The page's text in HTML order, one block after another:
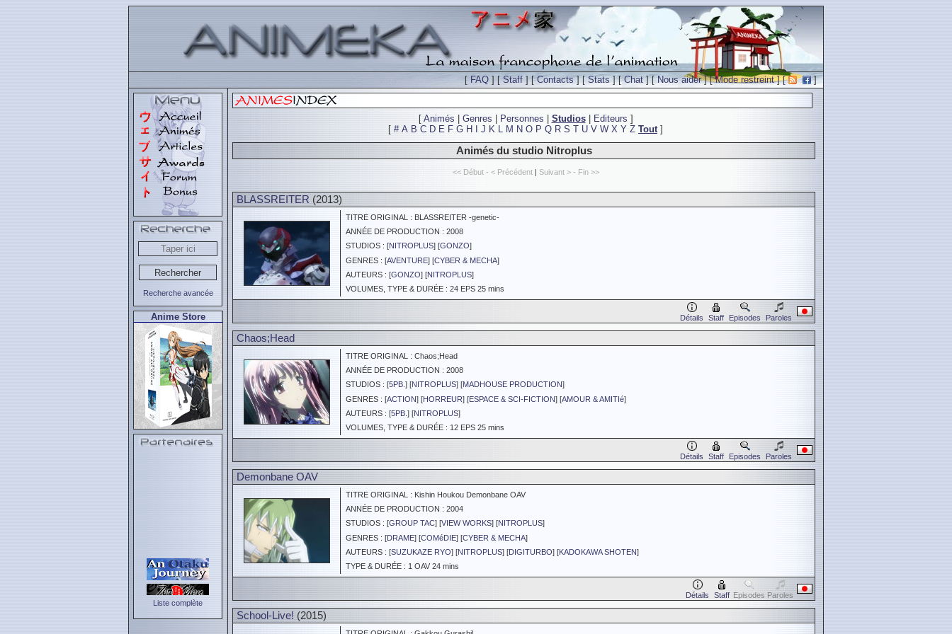
[FAQ ] [Staff ] [Contacts] [Stats] [Chat] [Nous aider] [Mode restreint] [ ]
Recherche avancée
Anime Store
Liste complète
[ Animés Genres Personnes Studios| Editeurs ]
[ # A B C D E F G H J K L M N O P Q R S T U V W X Y Z Tout]
Animés du studio Nitroplus
<< Début - < Précédent | Suivant > - Fin >>
BLASSREITER (2013)
TITRE ORIGINAL : BLASSREITER -genetic-
ANNÉE DE PRODUCTION : 2008
STUDIOS : [NITROPLUS] [GONZO]
GENRES : [AVENTURE] [CYBER & MECHA]
AUTEURS : [GONZO] [NITROPLUS]
VOLUMES, TYPE & DURÉE : 24 EPS 25 mins
Détails Staff Episodes Paroles
Chaos;Head
TITRE ORIGINAL : Chaos;Head
ANNÉE DE PRODUCTION : 2008
STUDIOS : [5PB. ] [NITROPLUS] [MADHOUSE PRODUCTION]
GENRES : [ACTION] [HORREUR] [ESPACE & SCI-FICTION] [AMOUR & AMITIé]
AUTEURS : [5PB. ] [NITROPLUS]
VOLUMES, TYPE & DURÉE : 12 EPS 25 mins
Détails Staff Episodes Paroles
Demonbane OAV
TITRE ORIGINAL : Kishin Houkou Demonbane OAV
ANNÉE DE PRODUCTION : 2004
STUDIOS : [GROUP TAC] [VIEW WORKS] [NITROPLUS]
GENRES : [DRAME] [COMéDIE] [CYBER & MECHA]
AUTEURS : [SUZUKAZE RYO] [NITROPLUS] [DIGITURBO] [KADOKAWA SHOTEN]
TYPE & DURÉE : 1 OAV 24 mins
Détails Staff Episodes Paroles
School-Live! (2015)